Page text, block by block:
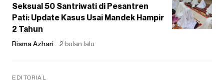
Seksual 50 Santriwati di Pesantren
Pati: Update Kasus Usai Mandek Hampir
2 Tahun
Risma Azhari 2 bulan lalu
EDITORIAL